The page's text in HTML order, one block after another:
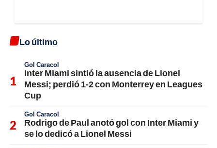
Lo último
Gol Caracol
Inter Miami sintió la ausencia de Lionel
Messi; perdió 1-2 con Monterrey en Leagues
Cup
Gol Caracol
Rodrigo de Paul anotó gol con Inter Miami y
se lo dedicó a Lionel Messi